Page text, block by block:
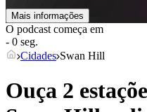
Mais informações
O podcast começa em
- 0 seg.
Cidades Swan Hill
Ouça 2